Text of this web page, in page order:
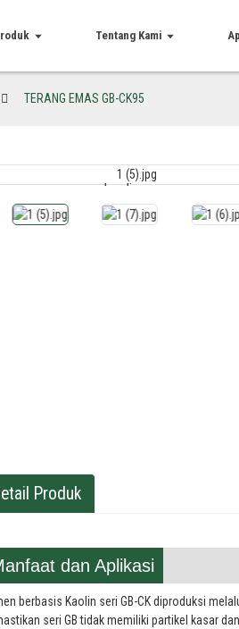
Tentang Kami
TERANG EMAS GB-CK95
Loading...
Loading...
Produk
dan Aplikasi
berbasis Kaolin seri GB-CK diproduksi
seri GB tidak memiliki partikel kasar